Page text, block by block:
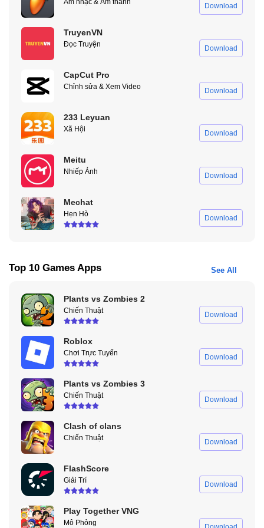
Các tính năng trong Lucky Patcher APK
Mở Khóa Một Số Tính Năng Trả Phí
Với Lucky Patcher APK, người dùng có thể thử nghiệm và mở
khóa một số tính năng bị giới hạn trong ứng dụng hoặc game,
giúp trải nghiệm đầy đủ hơn mà không cần thực hiện nhiều thao
tác phức tạp.
Sao Lưu Và Phục Hồi Dữ Liệu Ứng Dụng
Ứng dụng hỗ trợ sao lưu dữ liệu, tiến trình game và cài đặt quan
trọng. Khi đổi thiết bị hoặc cài đặt lại ứng dụng, bạn có thể phục
Âm nhạc & Âm thanh Download
TruyenVN
Đọc Truyện Download
CapCut Pro
Chỉnh sửa & Xem Video Download
233 Leyuan
Xã Hội Download
Meitu
Nhiếp Ảnh Download
Mechat
Hẹn Hò Download
Top 10 Games Apps See All
Plants vs Zombies 2
Chiến Thuật Download
Roblox
Chơi Trực Tuyến Download
Plants vs Zombies 3
Chiến Thuật Download
Clash of clans
Chiến Thuật Download
FlashScore
Giải Trí Download
Play Together VNG
Mô Phỏng